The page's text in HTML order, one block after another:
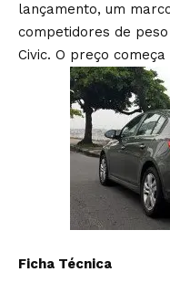
lançamento, um
competidores de
Civic. O preço começa
Ficha Técnica